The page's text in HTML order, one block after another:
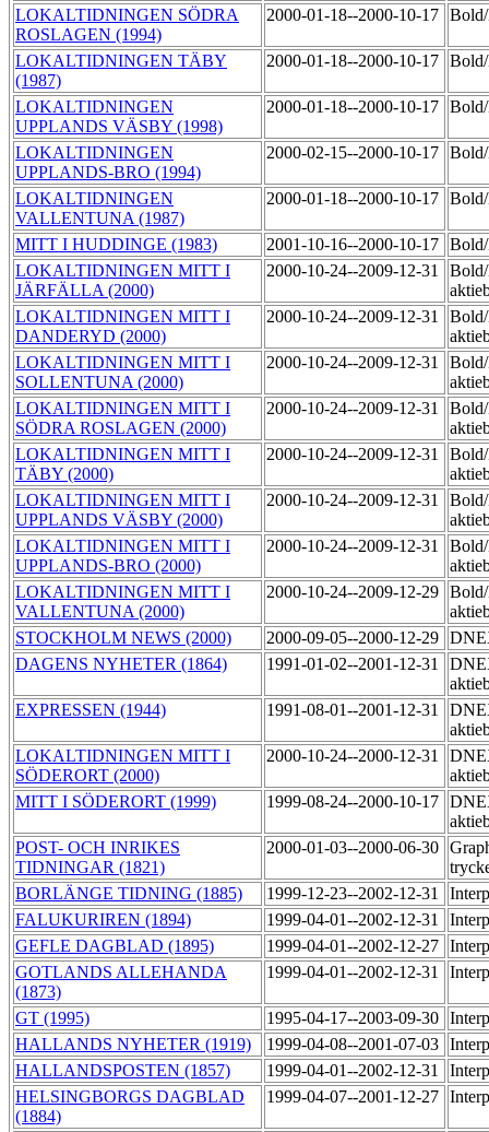
LOKALTIDNINGEN SÖDRA
ROSLAGEN (1994)
2000-01-18--2000-10-17
LOKALTIDNINGEN TÄBY
(1987)
2000-01-18--2000-10-17
LOKALTIDNINGEN
UPPLANDS VÄSBY (1998)
2000-01-18--2000-10-17
LOKALTIDNINGEN
UPPLANDS-BRO (1994)
2000-02-15--2000-10-17
LOKALTIDNINGEN
VALLENTUNA (1987)
2000-01-18--2000-10-17
MITT I HUDDINGE (1983) 2001-10-16--2000-10-17
LOKALTIDNINGEN MITT I
JÄRFÄLLA (2000)
2000-10-24--2009-12-31
LOKALTIDNINGEN MITT I
DANDERYD (2000)
2000-10-24--2009-12-31
LOKALTIDNINGEN MITT I
SOLLENTUNA (2000)
2000-10-24--2009-12-31
LOKALTIDNINGEN MITT I
SÖDRA ROSLAGEN (2000)
2000-10-24--2009-12-31
LOKALTIDNINGEN MITT I
TÄBY (2000)
2000-10-24--2009-12-31
LOKALTIDNINGEN MITT I
UPPLANDS VÄSBY (2000)
2000-10-24--2009-12-31
LOKALTIDNINGEN MITT I
UPPLANDS-BRO (2000)
2000-10-24--2009-12-31
LOKALTIDNINGEN MITT I
VALLENTUNA (2000)
2000-10-24--2009-12-29
STOCKHOLM NEWS (2000)
2000-09-05--2000-12-29
DAGENS NYHETER (1864)
1991-01-02--2001-12-31
EXPRESSEN (1944)
1991-08-01--2001-12-31
LOKALTIDNINGEN MITT I
SÖDERORT (2000)
2000-10-24--2000-12-31
MITT I SÖDERORT (1999)
1999-08-24--2000-10-17
POST- OCH INRIKES
TIDNINGAR (1821)
2000-01-03--2000-06-30
BORLÄNGE TIDNING (1885)
1999-12-23--2002-12-31
FALUKURIREN (1894)
1999-04-01--2002-12-31
GEFLE DAGBLAD (1895)
1999-04-01--2002-12-27
GOTLANDS ALLEHANDA
(1873)
1999-04-01--2002-12-31
GT (1995) 1995-04-17--2003-09-30
HALLANDS NYHETER (1919)
1999-04-08--2001-07-03
HALLANDSPOSTEN (1857)
1999-04-01--2002-12-31
HELSINGBORGS DAGBLAD
(1884)
1999-04-07--2001-12-27